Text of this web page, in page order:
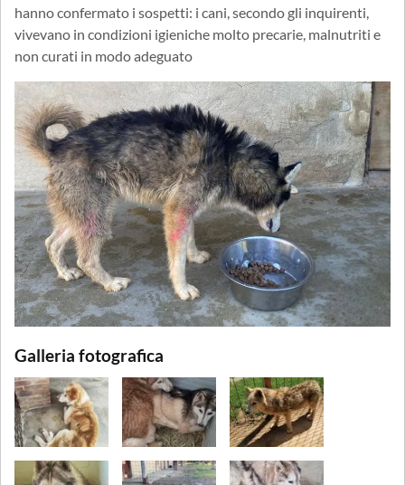
hanno confermato i sospetti: i cani, secondo gli inquirenti,
vivevano in condizioni igieniche molto precarie, malnutriti e
non curati in modo adeguato
Galleria fotografica